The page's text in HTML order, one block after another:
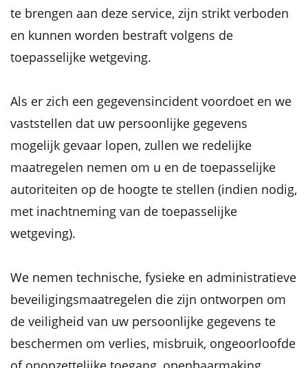
te brengen aan deze service, zijn strikt verboden
en kunnen worden bestraft volgens de
toepasselijke wetgeving.
Als er zich een gegevensincident voordoet en we
vaststellen dat uw persoonlijke gegevens
mogelijk gevaar lopen, zullen we redelijke
maatregelen nemen om u en de toepasselijke
autoriteiten op de hoogte te stellen (indien nodig,
met inachtneming van de toepasselijke
wetgeving).
We nemen technische, fysieke en administratieve
beveiligingsmaatregelen die zijn ontworpen om
de veiligheid van uw persoonlijke gegevens te
beschermen om verlies, misbruik, ongeoorloofde